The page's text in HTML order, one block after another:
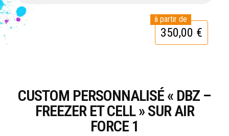
CUSTOM PERSONNALISÉ « DBZ –
FREEZER ET CELL » SUR AIR
FORCE 1
350,00 €